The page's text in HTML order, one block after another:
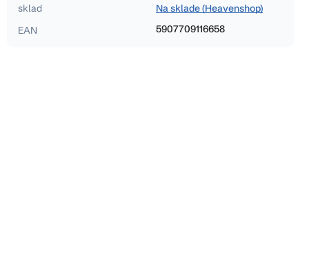
sklad
Na sklade (Heavenshop)
EAN
5907709116658